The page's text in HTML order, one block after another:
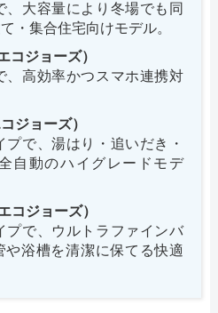
、大容量により冬場でも同
・集合住宅向けモデル。
コジョーズ）
、高効率かつスマホ連携対
ジョーズ）
で、湯はり・追いだき・
自動のハイグレードモデ
コジョーズ）
プで、ウルトラファインバ
や浴槽を清潔に保てる快適